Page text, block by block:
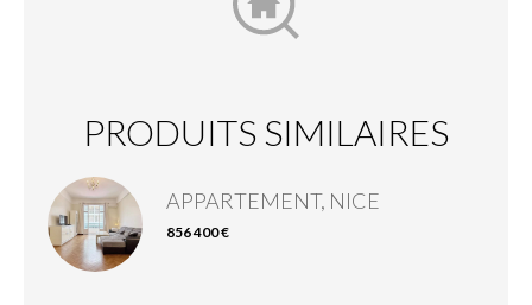
PRODUITS SIMILAIRES
APPARTEMENT, NICE
856 400 €